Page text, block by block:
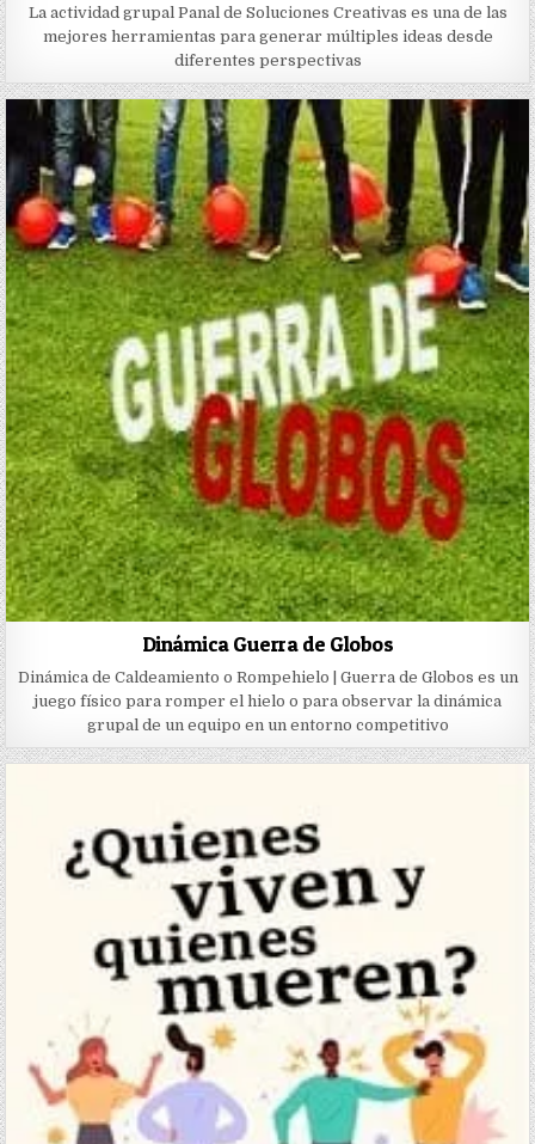
La actividad grupal Panal de Soluciones Creativas es una de las
mejores herramientas para generar múltiples ideas desde
diferentes perspectivas
Dinámica Guerra de Globos
Dinámica de Caldeamiento o Rompehielo | Guerra de Globos es un
juego físico para romper el hielo o para observar la dinámica
grupal de un equipo en un entorno competitivo